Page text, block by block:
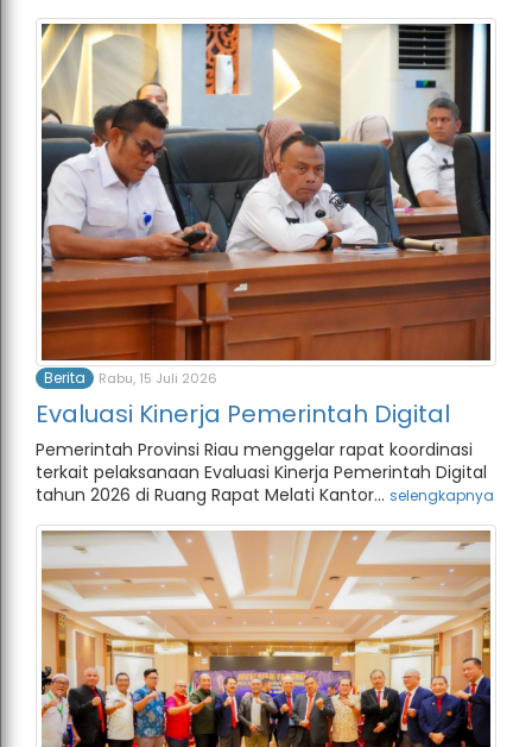
Berita Rabu, 15 Juli 2026
Evaluasi Kinerja Pemerintah Digital
Pemerintah Provinsi Riau menggelar rapat koordinasi
terkait pelaksanaan Evaluasi Kinerja Pemerintah Digital
tahun 2026 di Ruang Rapat Melati Kantor... selengkapnya